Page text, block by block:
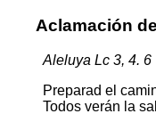
Aclamación
Aleluya Lc 3, 4. 6
Preparad el
Todos verán la